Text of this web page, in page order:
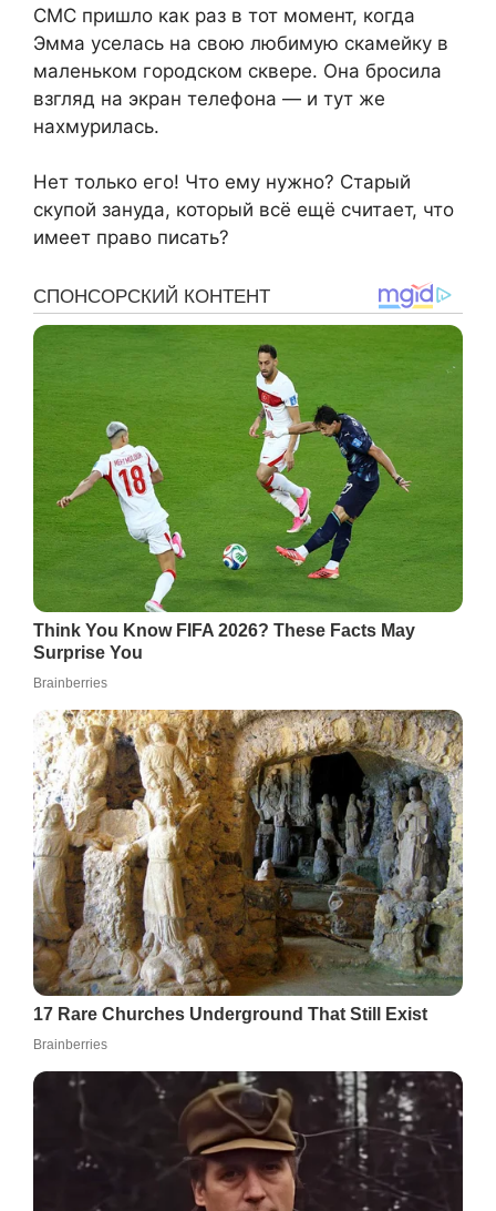
СМС пришло как раз в тот момент, когда
Эмма уселась на свою любимую скамейку в
маленьком городском сквере. Она бросила
взгляд на экран телефона — и тут же
нахмурилась.
Нет только его! Что ему нужно? Старый
скупой зануда, который всё ещё считает, что
имеет право писать?